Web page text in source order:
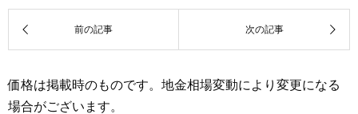
価格は掲載時のものです。地金相場変動により変更になる
場合がございます。